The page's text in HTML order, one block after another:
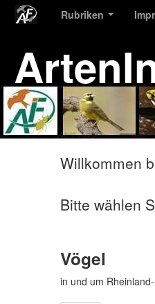
Rubriken
Willkommen
Bitte wählen
Vögel
in und um